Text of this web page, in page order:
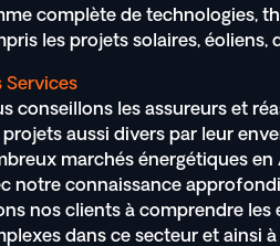
complète de technologies,
les projets solaires, éoliens,
Services
conseillons les assureurs et
projets aussi divers par leur
marchés énergétiques en
notre connaissance
nos clients à comprendre les
dans ce secteur et ainsi